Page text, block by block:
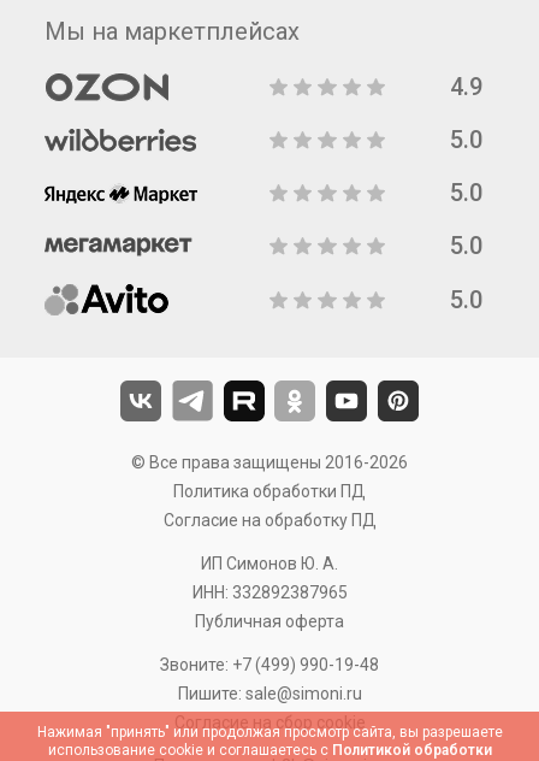
Мы на маркетплейсах
4.9
5.0
5.0
5.0
5.0
© Все права защищены 2016-2026
Политика обработки ПД
Согласие на обработку ПД
ИП Симонов Ю. А.
ИНН: 332892387965
Публичная оферта
Звоните: +7 (499) 990-19-48
Пишите: sale@simoni.ru
Согласие на сбор cookie
Нажимая "принять" или продолжая просмотр сайта, вы разрешаете
использование cookie и соглашаетесь с Политикой обработки